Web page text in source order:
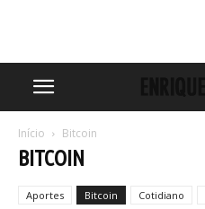
Início Bitcoin
BITCOIN
Aportes Bitcoin Cotidiano